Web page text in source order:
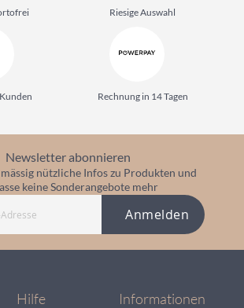
Riesige Auswahl
Rechnung in 14 Tagen
Newsletter abonnieren
nützliche Infos zu Produkten und
keine Sonderangebote mehr
Anmelden
Hilfe Informationen